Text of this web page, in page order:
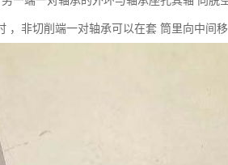
，非切削端一对轴承可以在套 筒里向中间